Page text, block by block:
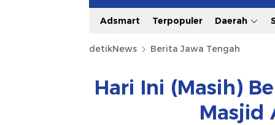
Adsmart Terpopuler Daerah
detikNews Berita Jawa Tengah
Hari Ini (Masih)
Masjid